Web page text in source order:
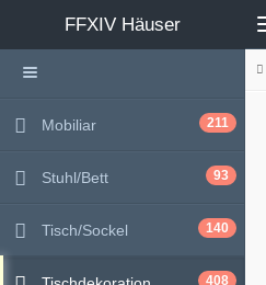
FFXIV Häuser
Mobiliar 211
Stuhl/Bett 93
Tisch/Sockel 140
408